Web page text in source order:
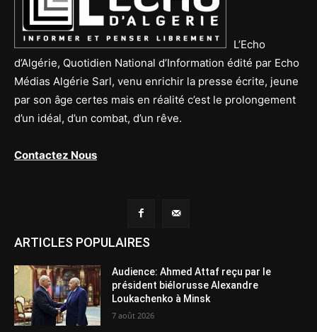
L’Echo
d’Algérie, Quotidien National d’Information édité par Echo
Médias Algérie Sarl, venu enrichir la presse écrite, jeune
par son âge certes mais en réalité c’est le prolongement
d’un idéal, d’un combat, d’un rêve.
Contactez Nous
ARTICLES POPULAIRES
Audience: Ahmed Attaf reçu par le
président biélorusse Alexandre
Loukachenko à Minsk
7 août 2026